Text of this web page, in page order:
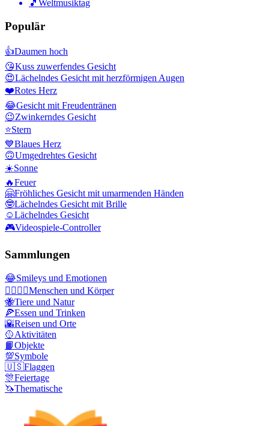
🎵 Weltmusiktag
Populär
👍Daumen hoch
😘Kuss zuwerfendes Gesicht
😍Lächelndes Gesicht mit herzförmigen Augen
❤️Rotes Herz
😂Gesicht mit Freudentränen
😉Zwinkerndes Gesicht
⭐Stern
💙Blaues Herz
🙃Umgedrehtes Gesicht
☀️Sonne
🔥Feuer
🤗Fröhliches Gesicht mit umarmenden Händen
🤓Lächelndes Gesicht mit Brille
☺️Lächelndes Gesicht
🎮Videospiele-Controller
Sammlungen
😂Smileys und Emotionen
👩‍❤️‍💋‍👨Menschen und Körper
🐝Tiere und Natur
🍕Essen und Trinken
🌇Reisen und Orte
🥎Aktivitäten
📙Objekte
💯Symbole
🇺🇸Flaggen
🎊Feiertage
🦄Thematische